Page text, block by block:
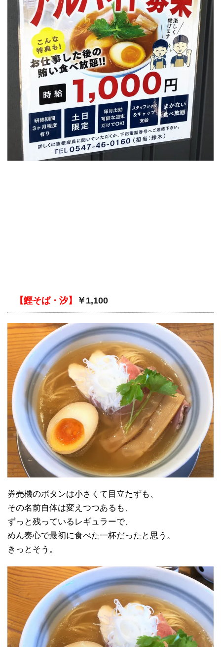
【鰹そば・汐】 ￥1,100
券売機のボタンは小さくて目立たずも、
その名前自体は変えつつあるも、
ずっと残っているレギュラーで、
めん奏心で最初に食べた一杯だったと思う。
きっとそう。